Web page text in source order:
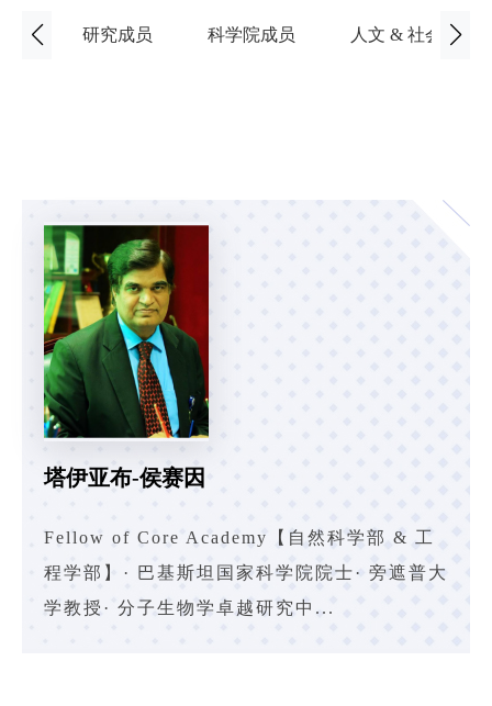
研究成员 科学院成员 人文 & 社会科学
塔伊亚布-侯赛因
Fellow of Core Academy【自然科学部 & 工
程学部】· 巴基斯坦国家科学院院士· 旁遮普大
学教授· 分子生物学卓越研究中...